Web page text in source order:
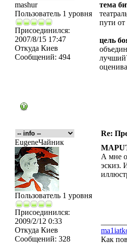
mashur
Пользователь 1 уровня
Присоединился:
2007/8/15 17:47
Откуда Киев
Сообщений: 494
тема
пути
цель
Re:
EugeneЧайник
Пользователь 1 уровня
Присоединился:
2009/2/12 0:33
Откуда Киев
Сообщений: 328
А мне
эскиз.
Как